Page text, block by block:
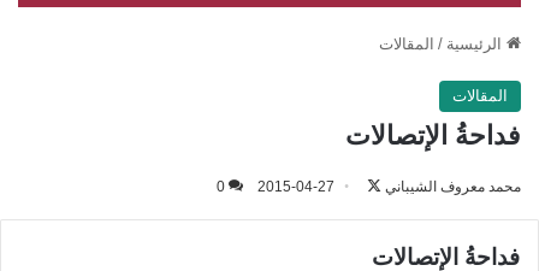
الرئيسية / المقالات
المقالات
فداحةُ الإتصالات
محمد معروف الشيباني
تابع
على
2015-04-27
0
فداحةُ الإتصالات